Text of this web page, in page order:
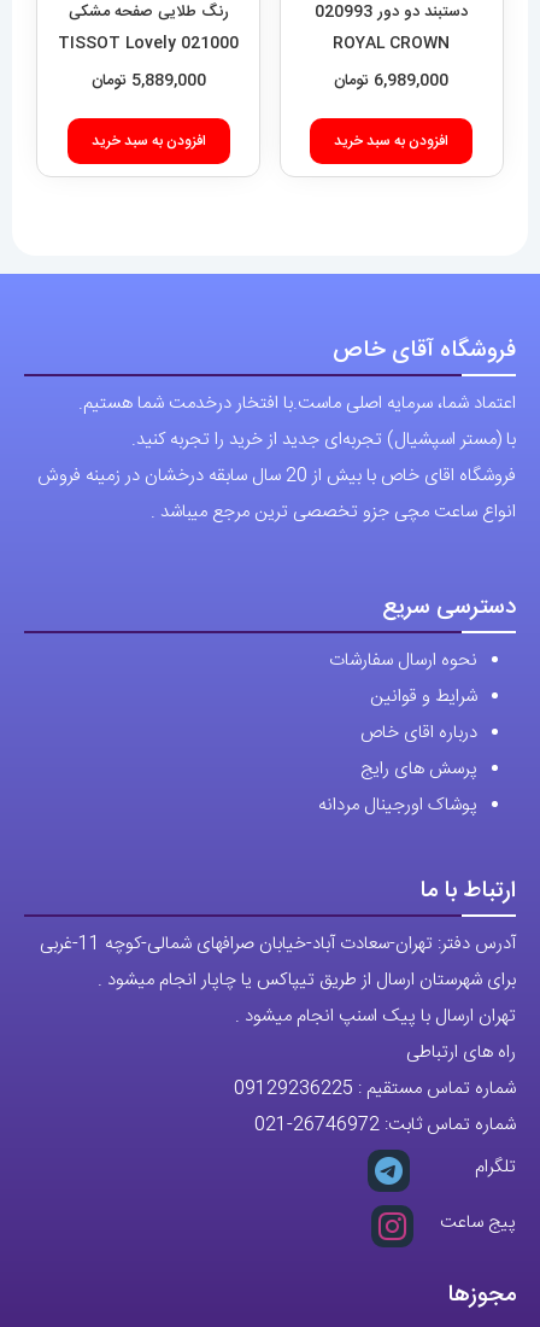
دستبند دو دور 020993
ROYAL CROWN
6,989,000 تومان
افزودن به سبد خرید
رنگ طلایی صفحه مشکی
021000 TISSOT Lovely
5,889,000 تومان
افزودن به سبد خرید
فروشگاه آقای خاص
اعتماد شما، سرمایه اصلی ماست.با افتخار درخدمت شما هستیم.
با (مستر اسپشیال) تجربه‌ای جدید از خرید را تجربه کنید.
فروشگاه اقای خاص با بیش از 20 سال سابقه درخشان در زمینه فروش
انواع ساعت مچی جزو تخصصی ترین مرجع میباشد .
دسترسی سریع
نحوه ارسال سفارشات
شرایط و قوانین
درباره اقای خاص
پرسش های رایج
پوشاک اورجینال مردانه
ارتباط با ما
آدرس دفتر: تهران-سعادت آباد-خیابان صرافهای شمالی-کوچه 11-غربی
برای شهرستان ارسال از طریق تیپاکس یا چاپار انجام میشود .
تهران ارسال با پیک اسنپ انجام میشود .
راه های ارتباطی
شماره تماس مستقیم : 09129236225
شماره تماس ثابت: 26746972
-021
تلگرام
پیج ساعت
مجوزها